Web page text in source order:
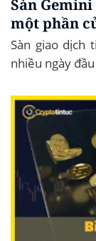
Sàn
một phần
Sàn giao dịch
nhiều ngày